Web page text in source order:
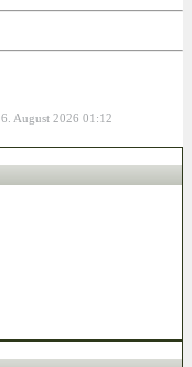
August 2026 01:12